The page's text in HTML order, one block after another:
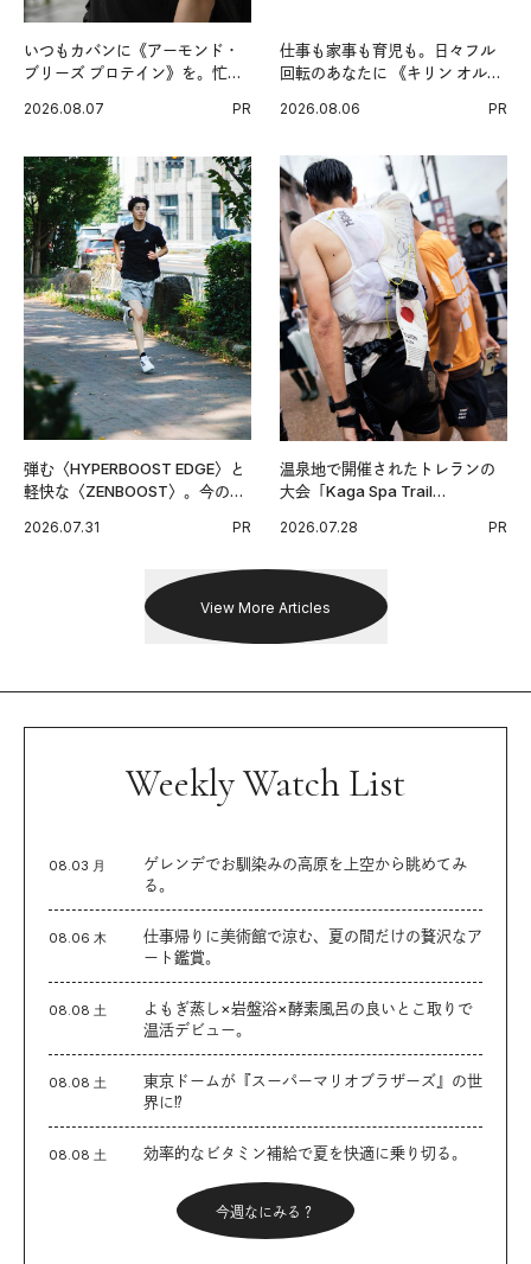
いつもカバンに《アーモンド・
ブリーズ プロテイン》を。忙し
グ習慣。
2026.08.07 PR
仕事も家事も育児も。日々フル
回転のあなたに 《キリン オルニ
2026.08.06 PR
弾む〈HYPERBOOST EDGE〉と
軽快な〈ZENBOOST〉。今の時
出した新機軸。
2026.07.31 PR
温泉地で開催されたトレランの
大会「Kaga Spa Trail
戦を夢見るランナーたちの奮闘
2026.07.28 PR
View More Articles
Weekly Watch List
08.03 月
ゲレンデでお馴染みの高原を上空から眺めてみ
る。
08.06 木
仕事帰りに美術館で涼む、夏の間だけの贅沢なア
ート鑑賞。
08.08 土
よもぎ蒸し×岩盤浴×酵素風呂の良いとこ取りで
温活デビュー。
08.08 土
東京ドームが『スーパーマリオブラザーズ』の世
界に⁉︎
08.08 土 効率的なビタミン補給で夏を快適に乗り切る。
今週なにみる？